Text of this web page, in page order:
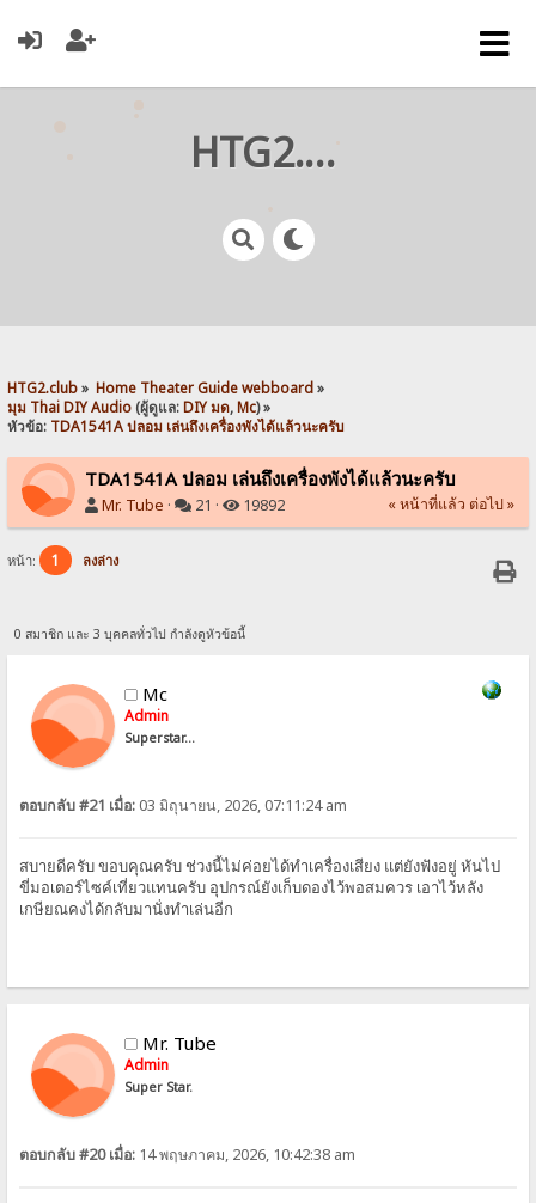
HTG2.club
HTG2.club» Home Theater Guide webboard»
มุม Thai DIY Audio (ผู้ดูแล:DIY มด,Mc) »
หัวข้อ: TDA1541A ปลอม เล่นถึงเครื่องพังได้แล้วนะครับ
TDA1541A ปลอม เล่นถึงเครื่องพังได้แล้วนะครับ
Mr. Tube · 21 · 19892 « หน้าที่แล้ว ต่อไป »
หน้า: 1 ลงล่าง
0 สมาชิก และ 3 บุคคลทั่วไป กำลังดูหัวข้อนี้
Mc
Admin
Superstar...
ตอบกลับ #21 เมื่อ: 03 มิถุนายน, 2026, 07:11:24 am
สบายดีครับ ขอบคุณครับ ช่วงนี้ไม่ค่อยได้ทำเครื่องเสียง แต่ยังฟังอยู่ หันไป
ขี่มอเตอร์ไซค์เที่ยวแทนครับ อุปกรณ์ยังเก็บดองไว้พอสมควร เอาไว้หลัง
เกษียณคงได้กลับมานั่งทำเล่นอีก
Mr. Tube
Admin
Super Star.
ตอบกลับ #20 เมื่อ: 14 พฤษภาคม, 2026, 10:42:38 am